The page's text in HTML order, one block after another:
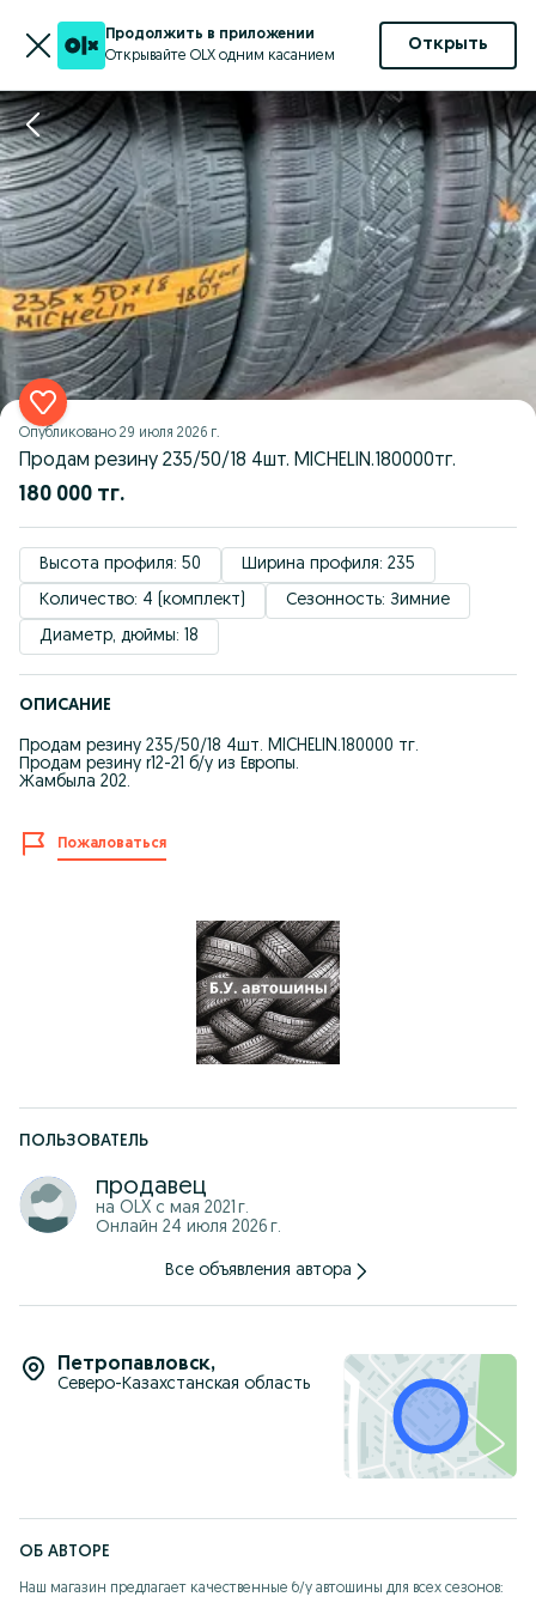
Продолжить в приложении
Открывайте OLX одним касанием
Открыть
Опубликовано 29 июля 2026 г.
Продам резину 235/50/18 4шт. MICHELIN.180000тг.
180 000 тг.
Высота профиля: 50
Ширина профиля: 235
Количество: 4 (комплект)
Сезонность: Зимние
Диаметр, дюймы: 18
ОПИСАНИЕ
Продам резину 235/50/18 4шт. MICHELIN.180000 тг.
Продам резину r12-21 б/у из Европы.
Жамбыла 202.
Пожаловаться
ПОЛЬЗОВАТЕЛЬ
продавец
на OLX с мая 2021 г.
Онлайн 24 июля 2026 г.
Все объявления автора
Петропавловск,
Северо-Казахстанская область
ОБ АВТОРЕ
Наш магазин предлагает качественные б/у автошины для всех сезонов: